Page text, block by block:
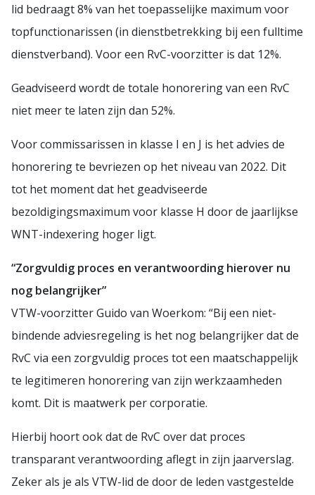
lid bedraagt 8% van het toepasselijke maximum voor
topfunctionarissen (in dienstbetrekking bij een fulltime
dienstverband). Voor een RvC-voorzitter is dat 12%.
Geadviseerd wordt de totale honorering van een RvC
niet meer te laten zijn dan 52%.
Voor commissarissen in klasse I en J is het advies de
honorering te bevriezen op het niveau van 2022. Dit
tot het moment dat het geadviseerde
bezoldigingsmaximum voor klasse H door de jaarlijkse
WNT-indexering hoger ligt.
“Zorgvuldig proces en verantwoording hierover nu
nog belangrijker”
VTW-voorzitter Guido van Woerkom: “Bij een niet-
bindende adviesregeling is het nog belangrijker dat de
RvC via een zorgvuldig proces tot een maatschappelijk
te legitimeren honorering van zijn werkzaamheden
komt. Dit is maatwerk per corporatie.
Hierbij hoort ook dat de RvC over dat proces
transparant verantwoording aflegt in zijn jaarverslag.
Zeker als je als VTW-lid de door de leden vastgestelde